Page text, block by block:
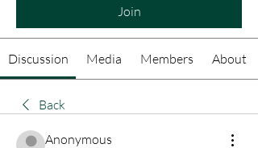
Join
Discussion Media Members About
Back
Anonymous